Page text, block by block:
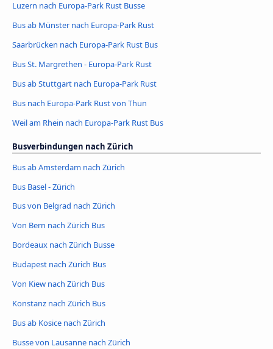
Luzern nach Europa-Park Rust Busse
Bus ab Münster nach Europa-Park Rust
Saarbrücken nach Europa-Park Rust Bus
Bus St. Margrethen - Europa-Park Rust
Bus ab Stuttgart nach Europa-Park Rust
Bus nach Europa-Park Rust von Thun
Weil am Rhein nach Europa-Park Rust Bus
Busverbindungen nach Zürich
Bus ab Amsterdam nach Zürich
Bus Basel - Zürich
Bus von Belgrad nach Zürich
Von Bern nach Zürich Bus
Bordeaux nach Zürich Busse
Budapest nach Zürich Bus
Von Kiew nach Zürich Bus
Konstanz nach Zürich Bus
Bus ab Kosice nach Zürich
Busse von Lausanne nach Zürich